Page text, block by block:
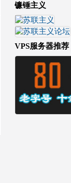
镰锤主义
VPS服务器推荐